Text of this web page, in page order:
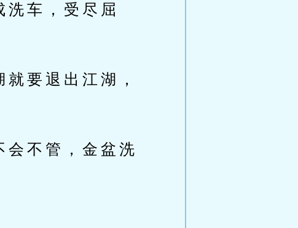
车，受尽屈
要退出江湖，
不管，金盆洗